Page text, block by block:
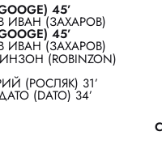
45’
ИВАН (ЗАХАРОВ)
45’
ИВАН (ЗАХАРОВ)
(ROBINZON)
(РОСЛЯК) 31’
(DATO) 34’
ГЛАВНЫЙ
ПОМОЩНИК
РЕЗЕРВНЫЙ